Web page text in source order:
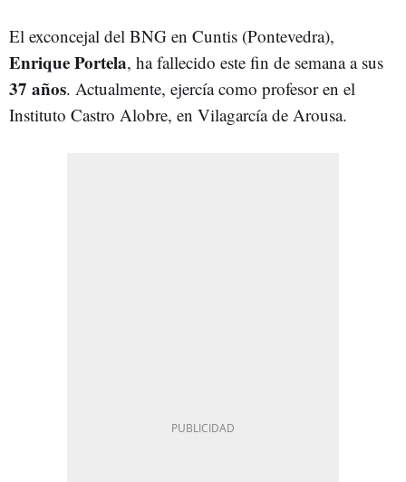
El exconcejal del BNG en Cuntis (Pontevedra),
Enrique Portela, ha fallecido este fin de semana a sus
37 años. Actualmente, ejercía como profesor en el
Instituto Castro Alobre, en Vilagarcía de Arousa.